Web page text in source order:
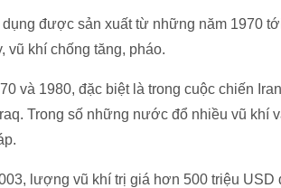
được sản xuất từ những năm 1970
vũ khí chống tăng, pháo.
và 1980, đặc biệt là trong cuộc chiến
Trong số những nước đổ nhiều vũ khí
lượng vũ khí trị giá hơn 500 triệu